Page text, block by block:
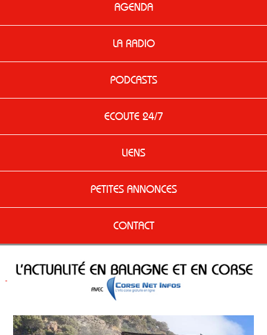
AGENDA
LA RADIO
PODCASTS
ECOUTE 24/7
LIENS
PETITES ANNONCES
CONTACT